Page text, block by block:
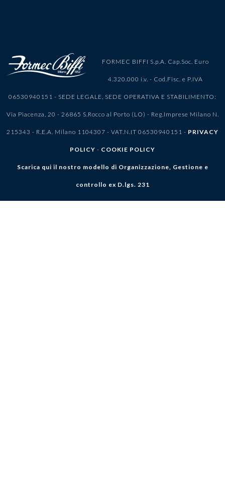
FORMEC BIFFI S.p.A. Cap.Soc. Euro
4.320.000 i.v. - Cod.Fisc. e P.IVA
06530940151 - SEDE LEGALE, SEDE OPERATIVA E STABILIMENTO:
Via Piacenza, 20 - 26865 S.Rocco al Porto (LO) - Reg.Imprese Milano N.
215343 - R.E.A. Milano 1104307 - VAT.N.IT 06530940151 - PRIVACY
POLICY - COOKIE POLICY
Scarica qui il nostro modello di Organizzazione, Gestione e
controllo ex D.lgs. 231